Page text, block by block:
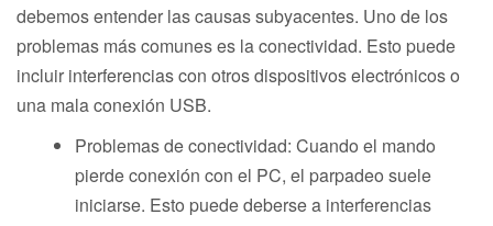
debemos entender las causas subyacentes. Uno de los
problemas más comunes es la conectividad. Esto puede
incluir interferencias con otros dispositivos electrónicos o
una mala conexión USB.
Problemas de conectividad: Cuando el mando
pierde conexión con el PC, el parpadeo suele
iniciarse. Esto puede deberse a interferencias